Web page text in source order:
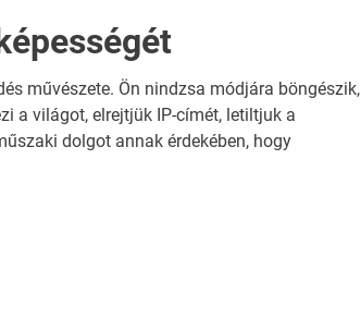
művészete. Ön nindzsa módjára böngészik,
a világot, elrejtjük IP-címét, letiltjuk a
dolgot annak érdekében, hogy